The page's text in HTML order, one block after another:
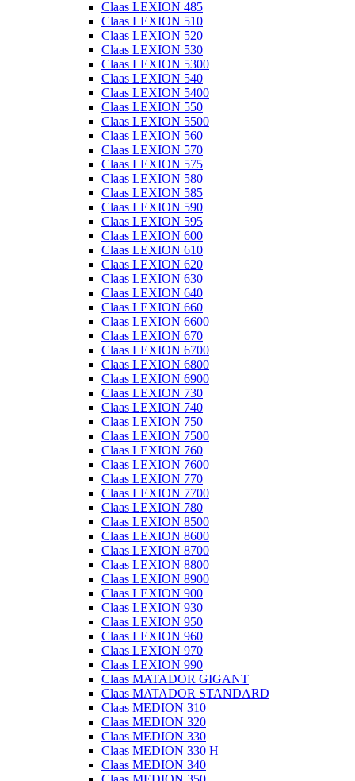
Claas LEXION 485
Claas LEXION 510
Claas LEXION 520
Claas LEXION 530
Claas LEXION 5300
Claas LEXION 540
Claas LEXION 5400
Claas LEXION 550
Claas LEXION 5500
Claas LEXION 560
Claas LEXION 570
Claas LEXION 575
Claas LEXION 580
Claas LEXION 585
Claas LEXION 590
Claas LEXION 595
Claas LEXION 600
Claas LEXION 610
Claas LEXION 620
Claas LEXION 630
Claas LEXION 640
Claas LEXION 660
Claas LEXION 6600
Claas LEXION 670
Claas LEXION 6700
Claas LEXION 6800
Claas LEXION 6900
Claas LEXION 730
Claas LEXION 740
Claas LEXION 750
Claas LEXION 7500
Claas LEXION 760
Claas LEXION 7600
Claas LEXION 770
Claas LEXION 7700
Claas LEXION 780
Claas LEXION 8500
Claas LEXION 8600
Claas LEXION 8700
Claas LEXION 8800
Claas LEXION 8900
Claas LEXION 900
Claas LEXION 930
Claas LEXION 950
Claas LEXION 960
Claas LEXION 970
Claas LEXION 990
Claas MATADOR GIGANT
Claas MATADOR STANDARD
Claas MEDION 310
Claas MEDION 320
Claas MEDION 330
Claas MEDION 330 H
Claas MEDION 340